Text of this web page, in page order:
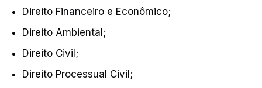
Direito Financeiro e Econômico;
Direito Ambiental;
Direito Civil;
Direito Processual Civil;